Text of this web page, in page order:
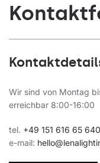
Wir sind von Montag
erreichbar 8:00-16:00
tel. +49 151 616 65 640
e-mail: